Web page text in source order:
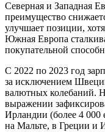
Северная и Западная
преимущество
улучшает позиции,
Южная Европа
покупательной
С 2022 по 2023 год
за исключением
валютных колебаний.
выражении
Ирландии (более 4 000
на Мальте, в Греции и